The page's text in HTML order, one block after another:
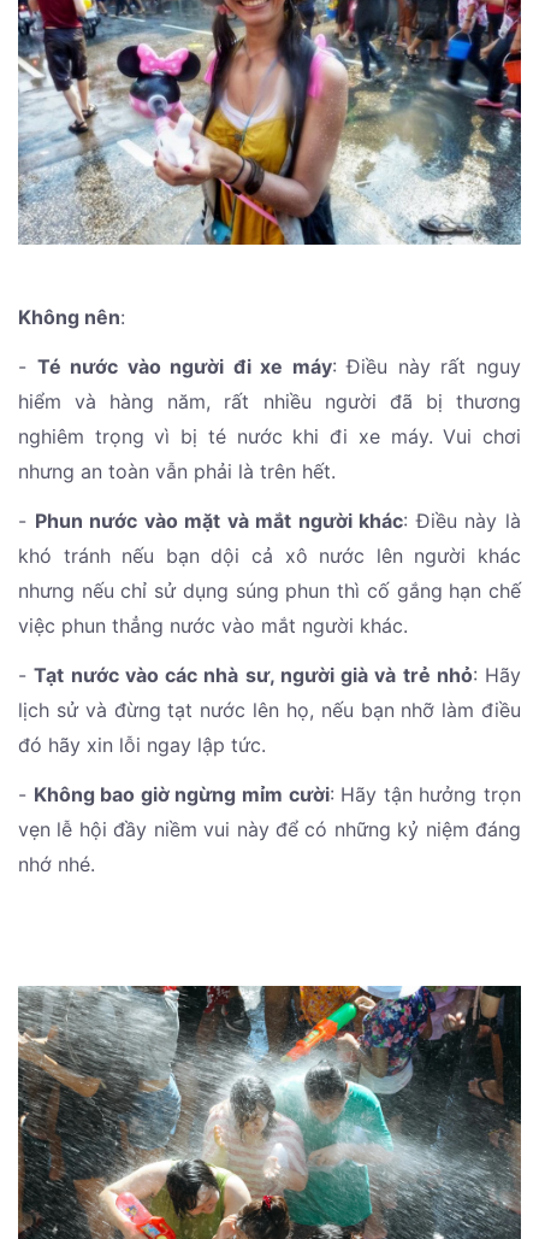
Không nên:
- Té nước vào người đi xe máy: Điều này rất nguy
hiểm và hàng năm, rất nhiều người đã bị thương
nghiêm trọng vì bị té nước khi đi xe máy. Vui chơi
nhưng an toàn vẫn phải là trên hết.
- Phun nước vào mặt và mắt người khác: Điều này là
khó tránh nếu bạn dội cả xô nước lên người khác
nhưng nếu chỉ sử dụng súng phun thì cố gắng hạn chế
việc phun thẳng nước vào mắt người khác.
-Tạt nước vào các nhà sư, người già và trẻ nhỏ: Hãy
lịch sử và đừng tạt nước lên họ, nếu bạn nhỡ làm điều
đó hãy xin lỗi ngay lập tức.
- Không bao giờ ngừng mỉm cười: Hãy tận hưởng trọn
vẹn lễ hội đầy niềm vui này để có những kỷ niệm đáng
nhớ nhé.